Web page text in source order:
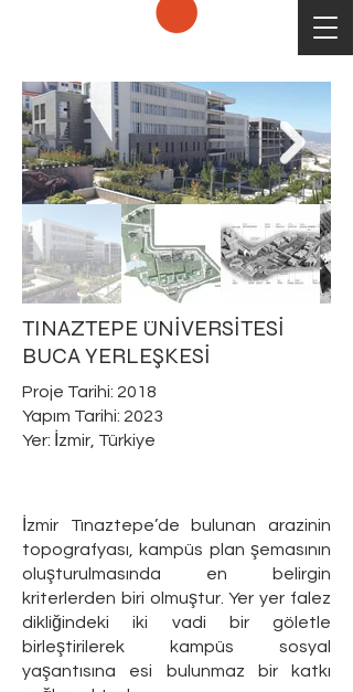
TINAZTEPE ÜNİVERSİTESİ
BUCA YERLEŞKESİ
Proje Tarihi: 2018
Yapım Tarihi: 2023
Yer: İzmir, Türkiye
İzmir Tınaztepe’de bulunan arazinin
topografyası, kampüs plan şemasının
oluşturulmasında en belirgin
kriterlerden biri olmuştur. Yer yer falez
dikliğindeki iki vadi bir göletle
birleştirilerek kampüs sosyal
yaşantısına esi bulunmaz bir katkı